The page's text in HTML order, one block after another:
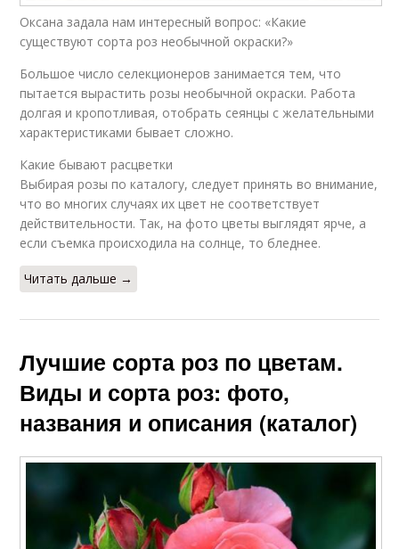
Оксана задала нам интересный вопрос: «Какие
существуют сорта роз необычной окраски?»
Большое число селекционеров занимается тем, что
пытается вырастить розы необычной окраски. Работа
долгая и кропотливая, отобрать сеянцы с желательными
характеристиками бывает сложно.
Какие бывают расцветки
Выбирая розы по каталогу, следует принять во внимание,
что во многих случаях их цвет не соответствует
действительности. Так, на фото цветы выглядят ярче, а
если съемка происходила на солнце, то бледнее.
Читать дальше →
Лучшие сорта роз по цветам.
Виды и сорта роз: фото,
названия и описания (каталог)